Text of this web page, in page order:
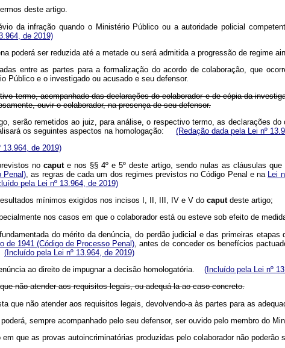
deste artigo.
da infração quando o Ministério Público ou a autoridade policial
de 2019)
poderá ser reduzida até a metade ou será admitida a progressão de regime
entre as partes para a formalização do acordo de colaboração, que
Público e o investigado ou acusado e seu defensor.
termo, acompanhado das declarações do colaborador e de cópia da
ouvir o colaborador, na presença de seu defensor.
serão remetidos ao juiz, para análise, o respectivo termo, as declarações
os seguintes aspectos na homologação: (Redação dada pela Lei nº
13.964, de 2019)
no capute nos §§ 4º e 5º deste artigo, sendo nulas as cláusulas
Penal) , as regras de cada um dos regimes previstos no Código Penal e na Lei
pela Lei nº 13.964, de 2019)
mínimos exigidos nos incisos I, II, III, IV e V do caputdeste artigo;
nos casos em que o colaborador está ou esteve sob efeito de
do mérito da denúncia, do perdão judicial e das primeiras
de 1941 (Código de Processo Penal) , antes de conceder os benefícios
(Incluído pela Lei nº 13.964, de 2019)
ao direito de impugnar a decisão homologatória. (Incluído pela Lei nº
não atender aos requisitos legais, ou adequá-la ao caso concreto.
que não atender aos requisitos legais, devolvendo-a às partes para as
sempre acompanhado pelo seu defensor, ser ouvido pelo membro do
que as provas autoincriminatórias produzidas pelo colaborador não